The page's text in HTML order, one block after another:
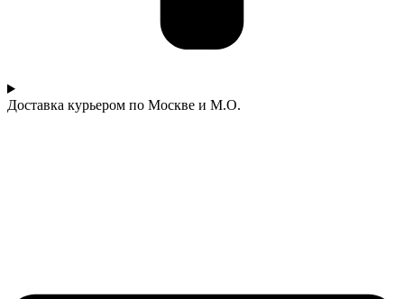
Доставка курьером по Москве и М.О.